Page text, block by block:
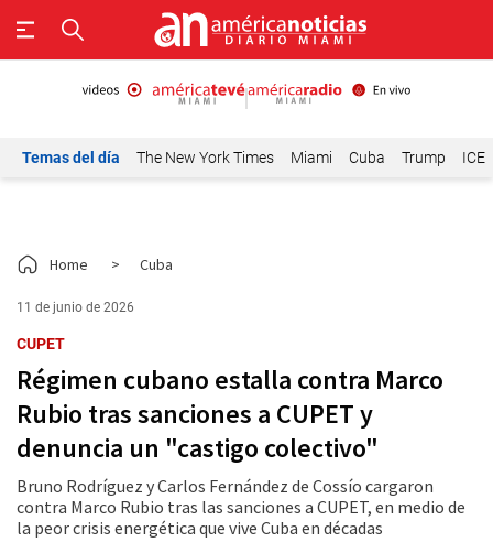
Temas del día The New York Times Miami Cuba Trump ICE
Home > Cuba
11 de junio de 2026
CUPET
Régimen cubano estalla contra Marco
Rubio tras sanciones a CUPET y
denuncia un "castigo colectivo"
Bruno Rodríguez y Carlos Fernández de Cossío cargaron
contra Marco Rubio tras las sanciones a CUPET, en medio de
la peor crisis energética que vive Cuba en décadas